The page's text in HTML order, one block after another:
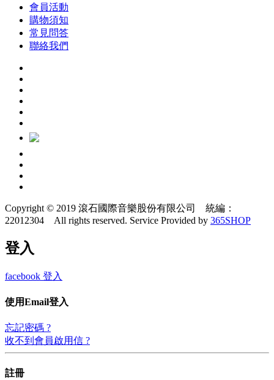
會員活動
購物須知
常見問答
聯絡我們
Copyright © 2019 滾石國際音樂股份有限公司 統編：
22012304 All rights reserved. Service Provided by 365SHOP
登入
facebook 登入
使用Email登入
忘記密碼 ?
收不到會員啟用信 ?
註冊